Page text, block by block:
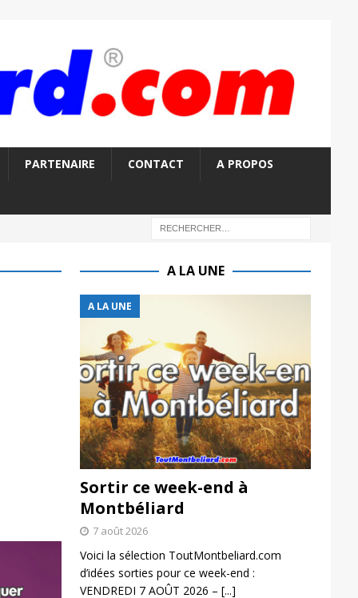
PARTENAIRE CONTACT A PROPOS
A LA UNE
A LA UNE
Sortir ce week-end à
Montbéliard
7 août 2026
Voici la sélection ToutMontbeliard.com
d’idées sorties pour ce week-end :
VENDREDI 7 AOÛT 2026 – [...]